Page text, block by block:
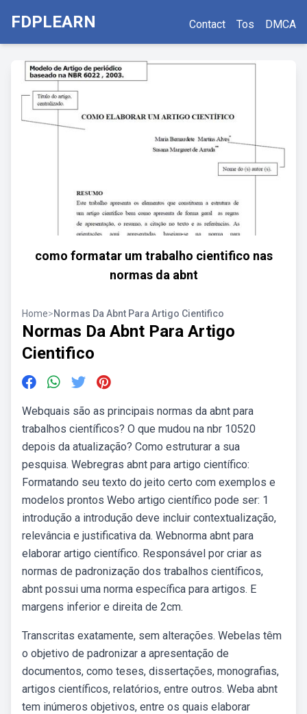
FDPLEARN Contact Tos DMCA
como formatar um trabalho cientifico nas
normas da abnt
Home>Normas Da Abnt Para Artigo Cientifico
Normas Da Abnt Para Artigo
Cientifico
Webquais são as principais normas da abnt para
trabalhos científicos? O que mudou na nbr 10520
depois da atualização? Como estruturar a sua
pesquisa. Webregras abnt para artigo científico:
Formatando seu texto do jeito certo com exemplos e
modelos prontos Webo artigo científico pode ser: 1
introdução a introdução deve incluir contextualização,
relevância e justificativa da. Webnorma abnt para
elaborar artigo científico. Responsável por criar as
normas de padronização dos trabalhos científicos,
abnt possui uma norma específica para artigos. E
margens inferior e direita de 2cm.
Transcritas exatamente, sem alterações. Webelas têm
o objetivo de padronizar a apresentação de
documentos, como teses, dissertações, monografias,
artigos científicos, relatórios, entre outros. Weba abnt
tem inúmeros objetivos, entre os quais elaborar